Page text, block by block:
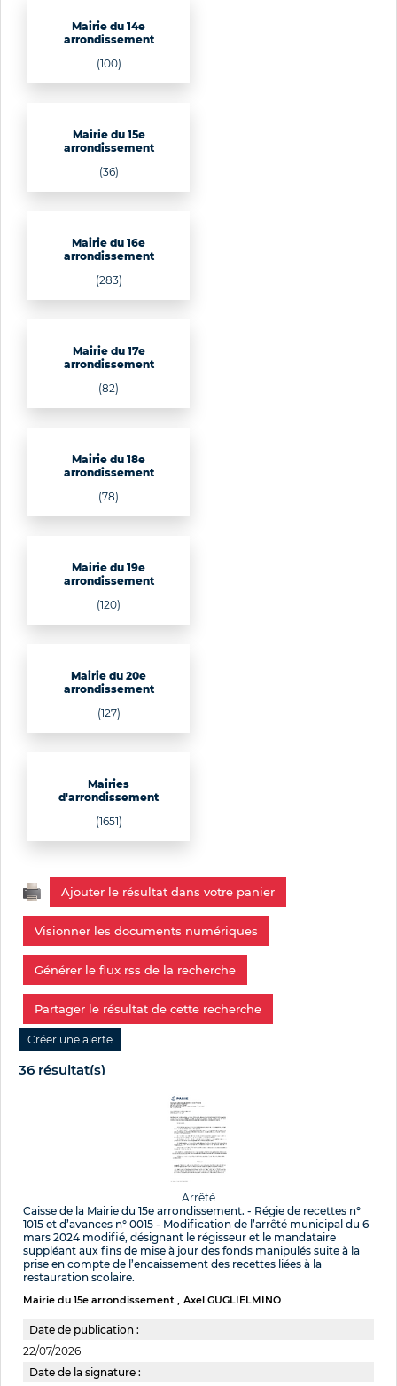
Mairie du 14e
arrondissement
(100)
Mairie du 15e
arrondissement
(36)
Mairie du 16e
arrondissement
(283)
Mairie du 17e
arrondissement
(82)
Mairie du 18e
arrondissement
(78)
Mairie du 19e
arrondissement
(120)
Mairie du 20e
arrondissement
(127)
Mairies
d'arrondissement
(1651)
Ajouter le résultat dans votre panier
Visionner les documents numériques
Générer le flux rss de la recherche
Partager le résultat de cette recherche
36 résultat(s)
Arrêté
Caisse de la Mairie du 15e arrondissement. - Régie de recettes n°
1015 et d’avances n° 0015 - Modification de l’arrêté municipal du 6
mars 2024 modifié, désignant le régisseur et le mandataire
suppléant aux fins de mise à jour des fonds manipulés suite à la
prise en compte de l’encaissement des recettes liées à la
restauration scolaire.
Mairie du 15e arrondissement Axel GUGLIELMINO
Date de publication :
22/07/2026
Date de la signature :